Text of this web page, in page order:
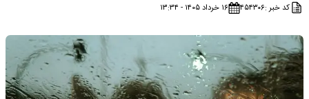
کد خبر :۴۵۴۳۰۶ ۱۶ خرداد ۱۴۰۵ - ۱۳:۳۴